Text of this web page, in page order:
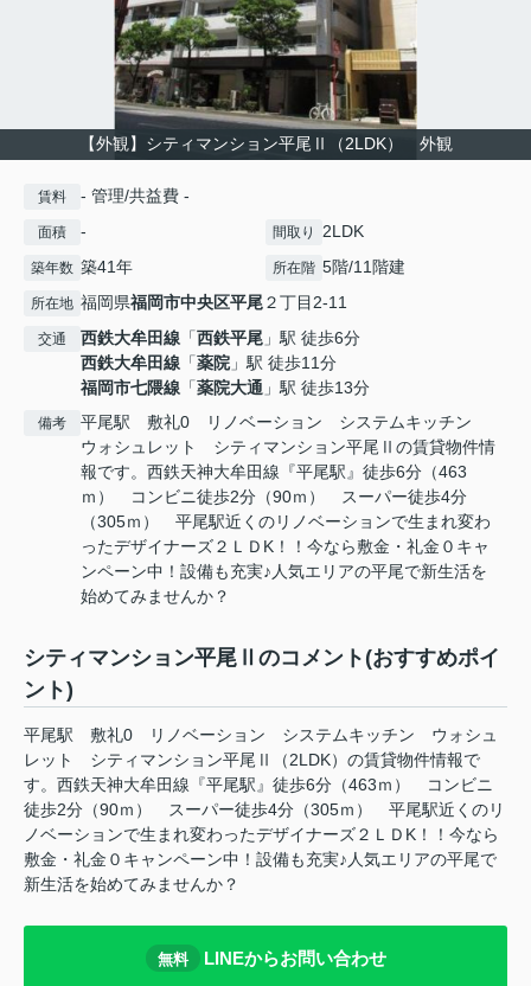
【外観】シティマンション平尾Ⅱ（2LDK） 外観
賃料 - 管理/共益費 -
面積 - 間取り 2LDK
築年数 築41年 所在階 5階/11階建
所在地 福岡県福岡市中央区平尾２丁目2-11
交通 西鉄大牟田線 「西鉄平尾 」駅 徒歩6分
西鉄大牟田線 「薬院 」駅 徒歩11分
福岡市七隈線 「薬院大通 」駅 徒歩13分
備考
平尾駅 敷礼0 リノベーション システムキッチン
ウォシュレット シティマンション平尾Ⅱの賃貸物件情
報です。西鉄天神大牟田線『平尾駅』徒歩6分（463
ｍ） コンビニ徒歩2分（90ｍ） スーパー徒歩4分
（305ｍ） 平尾駅近くのリノベーションで生まれ変わ
ったデザイナーズ２ＬＤK！！今なら敷金・礼金０キャ
ンペーン中！設備も充実♪人気エリアの平尾で新生活を
始めてみませんか？
シティマンション平尾Ⅱのコメント(おすすめポイ
ント)
平尾駅 敷礼0 リノベーション システムキッチン ウォシュ
レット シティマンション平尾Ⅱ（2LDK）の賃貸物件情報で
す。西鉄天神大牟田線『平尾駅』徒歩6分（463ｍ） コンビニ
徒歩2分（90ｍ） スーパー徒歩4分（305ｍ） 平尾駅近くのリ
ノベーションで生まれ変わったデザイナーズ２ＬＤK！！今なら
敷金・礼金０キャンペーン中！設備も充実♪人気エリアの平尾で
新生活を始めてみませんか？
無料 LINEからお問い合わせ